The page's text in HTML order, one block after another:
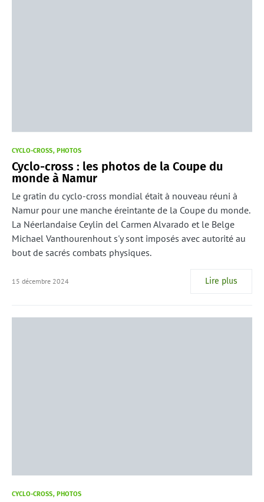
CYCLO-CROSS PHOTOS
Cyclo-cross : les photos de la Coupe du
monde à Namur
Le gratin du cyclo-cross mondial était à nouveau réuni à
Namur pour une manche éreintante de la Coupe du monde.
La Néerlandaise Ceylin del Carmen Alvarado et le Belge
Michael Vanthourenhout s'y sont imposés avec autorité au
bout de sacrés combats physiques.
15 décembre 2024 Lire plus
CYCLO-CROSS PHOTOS